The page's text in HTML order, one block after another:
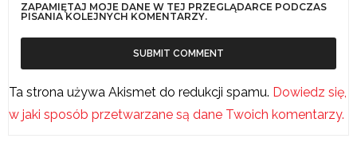
ZAPAMIĘTAJ MOJE DANE W TEJ PRZEGLĄDARCE PODCZAS
PISANIA KOLEJNYCH KOMENTARZY.
Ta strona używa Akismet do redukcji spamu. Dowiedz się,
w jaki sposób przetwarzane są dane Twoich komentarzy.